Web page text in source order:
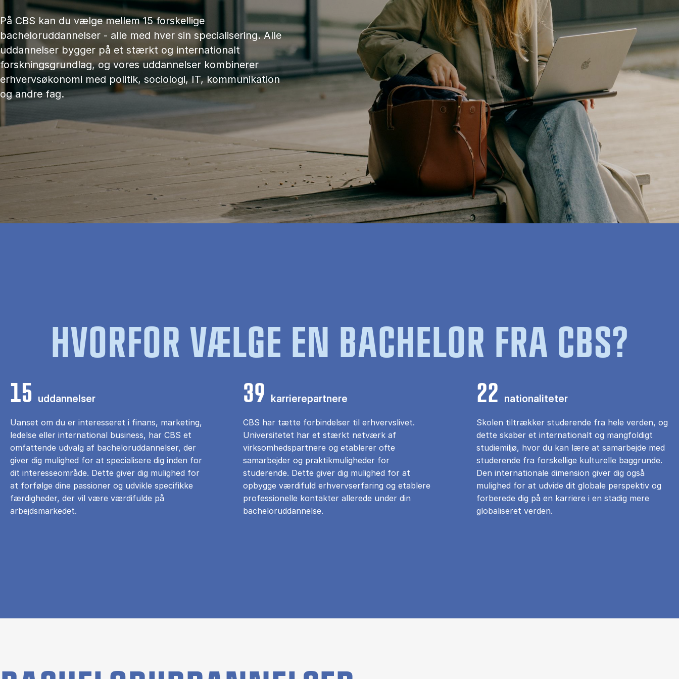
På CBS kan du vælge mellem 15 forskellige
bacheloruddannelser - alle med hver sin specialisering. Alle
uddannelser bygger på et stærkt og internationalt
forskningsgrundlag, og vores uddannelser kombinerer
erhvervsøkonomi med politik, sociologi, IT, kommunikation
og andre fag.
HVORFOR VÆLGE EN BACHELOR FRA CBS?
15 uddannelser
Uanset om du er interesseret i finans, marketing,
ledelse eller international business, har CBS et
omfattende udvalg af bacheloruddannelser, der
giver dig mulighed for at specialisere dig inden for
dit interesseområde. Dette giver dig mulighed for
at forfølge dine passioner og udvikle specifikke
færdigheder, der vil være værdifulde på
arbejdsmarkedet.
39 karrierepartnere
CBS har tætte forbindelser til erhvervslivet.
Universitetet har et stærkt netværk af
virksomhedspartnere og etablerer ofte
samarbejder og praktikmuligheder for
studerende. Dette giver dig mulighed for at
opbygge værdifuld erhvervserfaring og etablere
professionelle kontakter allerede under din
bacheloruddannelse.
22 nationaliteter
Skolen tiltrækker studerende fra hele verden, og
dette skaber et internationalt og mangfoldigt
studiemiljø, hvor du kan lære at samarbejde med
studerende fra forskellige kulturelle baggrunde.
Den internationale dimension giver dig også
mulighed for at udvide dit globale perspektiv og
forberede dig på en karriere i en stadig mere
globaliseret verden.